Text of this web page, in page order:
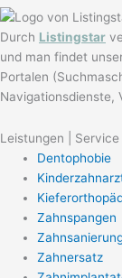
Durch Listingstar
und man findet
Portalen
Navigationsdienste,
Leistungen | Service
Dentophobie
Zahnspangen
Zahnersatz